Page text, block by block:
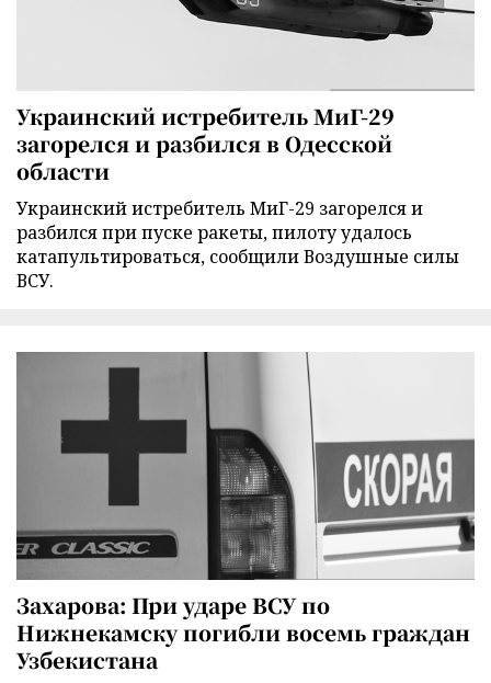
Украинский истребитель МиГ-29
загорелся и разбился в Одесской
области
Украинский истребитель МиГ-29 загорелся и
разбился при пуске ракеты, пилоту удалось
катапультироваться, сообщили Воздушные силы
ВСУ.
Захарова: При ударе ВСУ по
Нижнекамску погибли восемь граждан
Узбекистана